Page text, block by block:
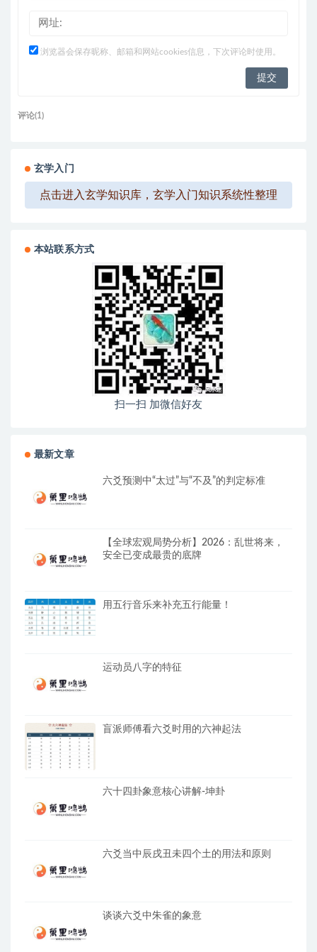
浏览器会保存昵称、邮箱和网站cookies信息，下次评论时使用。
评论(1)
玄学入门
点击进入玄学知识库，玄学入门知识系统性整理
本站联系方式
扫一扫 加微信好友
最新文章
六爻预测中“太过”与“不及”的判定标准
【全球宏观局势分析】2026：乱世将来，
安全已变成最贵的底牌
用五行音乐来补充五行能量！
运动员八字的特征
盲派师傅看六爻时用的六神起法
六十四卦象意核心讲解-坤卦
六爻当中辰戌丑未四个土的用法和原则
谈谈六爻中朱雀的象意